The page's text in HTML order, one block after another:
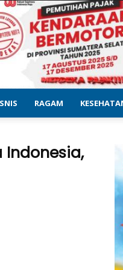
RAGAM
Indonesia,